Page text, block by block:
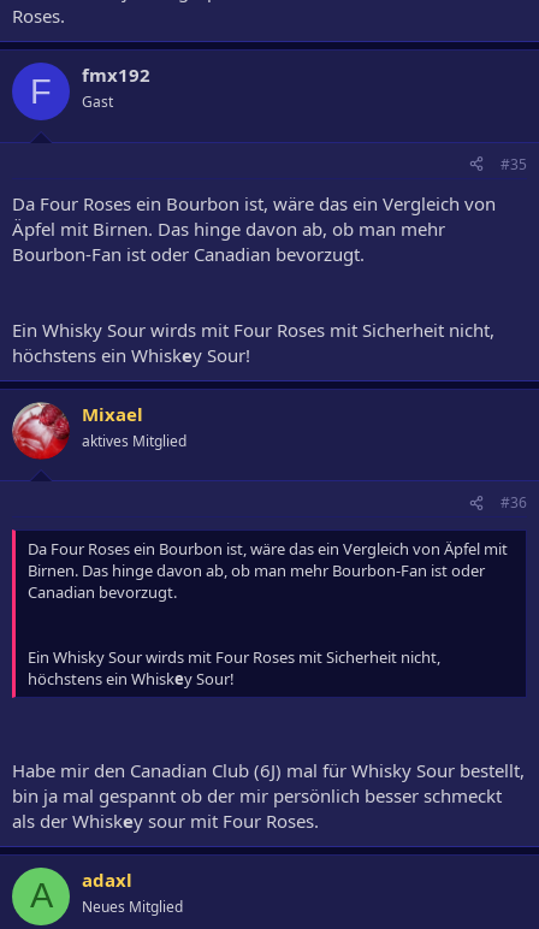
Roses.
F fmx192
Gast
#35
Da Four Roses ein Bourbon ist, wäre das ein Vergleich von
Äpfel mit Birnen. Das hinge davon ab, ob man mehr
Bourbon-Fan ist oder Canadian bevorzugt.
Ein Whisky Sour wirds mit Four Roses mit Sicherheit nicht,
höchstens ein Whiskey Sour!
Mixael
aktives Mitglied
#36
Da Four Roses ein Bourbon ist, wäre das ein Vergleich von Äpfel mit
Birnen. Das hinge davon ab, ob man mehr Bourbon-Fan ist oder
Canadian bevorzugt.
Ein Whisky Sour wirds mit Four Roses mit Sicherheit nicht,
höchstens ein Whiskey Sour!
Habe mir den Canadian Club (6J) mal für Whisky Sour bestellt,
bin ja mal gespannt ob der mir persönlich besser schmeckt
als der Whiskey sour mit Four Roses.
A adaxl
Neues Mitglied